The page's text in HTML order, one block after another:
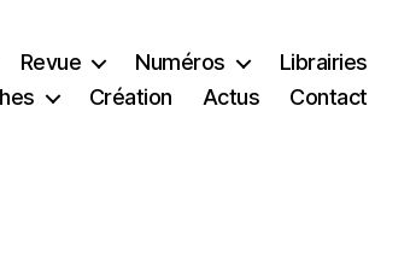
Revue Numéros
Librairies
Création Actus Contact